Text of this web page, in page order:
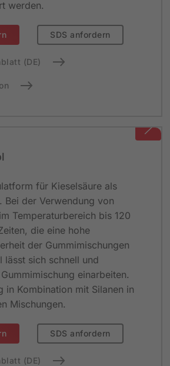
werden.
SDS anfordern
(DE)
für Kieselsäure als
Bei der Verwendung von
Temperaturbereich bis 120
die eine hohe
der Gummimischungen
lässt sich schnell und
einarbeiten.
in Kombination mit Silanen in
Mischungen.
SDS anfordern
(DE)